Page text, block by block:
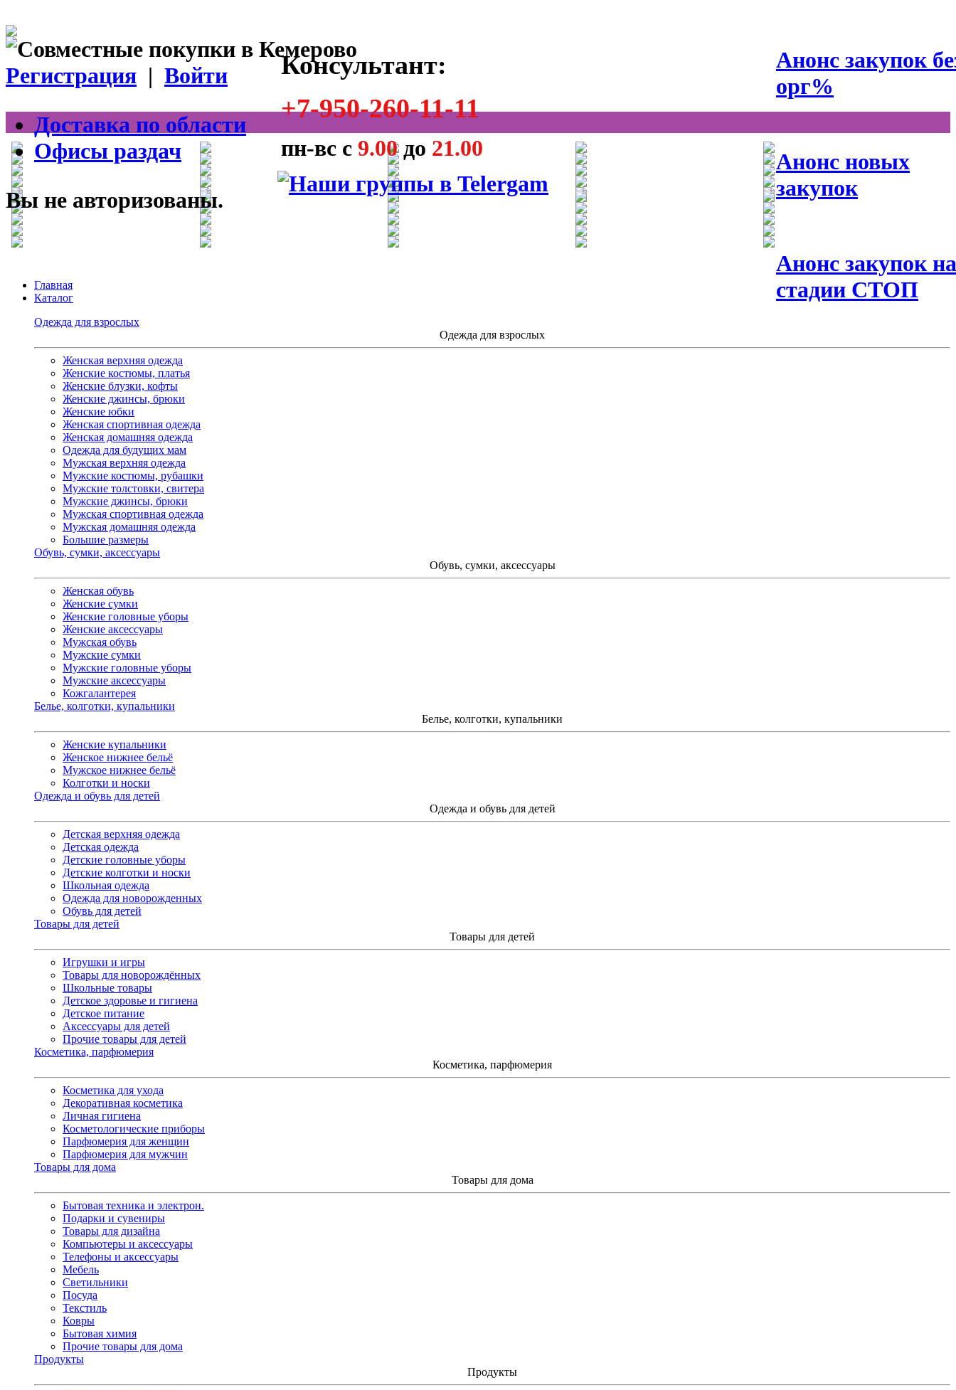
Анонс закупок
орг%
Анонс новых
закупок
Анонс закупок на
стадии СТОП
Консультант:
+7-950-260-11-11
пн-вс с 9.00до 21.00
Регистрация | Войти
Доставка по области
Офисы раздач
Вы не авторизованы.
Главная
Каталог
Одежда для взрослых
Одежда для взрослых
Женская верхняя одежда
Женские костюмы, платья
Женские блузки, кофты
Женские джинсы, брюки
Женские юбки
Женская спортивная одежда
Женская домашняя одежда
Одежда для будущих мам
Мужская верхняя одежда
Мужские костюмы, рубашки
Мужские толстовки, свитера
Мужские джинсы, брюки
Мужская спортивная одежда
Мужская домашняя одежда
Большие размеры
Обувь, сумки, аксессуары
Обувь, сумки, аксессуары
Женская обувь
Женские сумки
Женские головные уборы
Женские аксессуары
Мужская обувь
Мужские сумки
Мужские головные уборы
Мужские аксессуары
Кожгалантерея
Белье, колготки, купальники
Белье, колготки, купальники
Женские купальники
Женское нижнее бельё
Мужское нижнее бельё
Колготки и носки
Одежда и обувь для детей
Одежда и обувь для детей
Детская верхняя одежда
Детская одежда
Детские головные уборы
Детские колготки и носки
Школьная одежда
Одежда для новорожденных
Обувь для детей
Товары для детей
Товары для детей
Игрушки и игры
Товары для новорождённых
Школьные товары
Детское здоровье и гигиена
Детское питание
Аксессуары для детей
Прочие товары для детей
Косметика, парфюмерия
Косметика, парфюмерия
Косметика для ухода
Декоративная косметика
Личная гигиена
Косметологические приборы
Парфюмерия для женщин
Парфюмерия для мужчин
Товары для дома
Товары для дома
Бытовая техника и электрон.
Подарки и сувениры
Товары для дизайна
Компьютеры и аксессуары
Телефоны и аксессуары
Мебель
Светильники
Посуда
Текстиль
Ковры
Бытовая химия
Прочие товары для дома
Продукты
Продукты